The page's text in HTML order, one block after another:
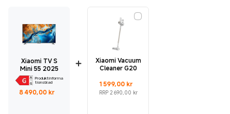
Xiaomi TV S
Mini 55 2025
Produktinforma
tionsblad
8 490,00 kr
Current Price kr8490
Xiaomi Vacuum
Cleaner G20
1 599,00 kr
Current Price kr1599
RRP 2 690,00 kr
Rekommenderat återförsäljningspris 2 690,00 kr